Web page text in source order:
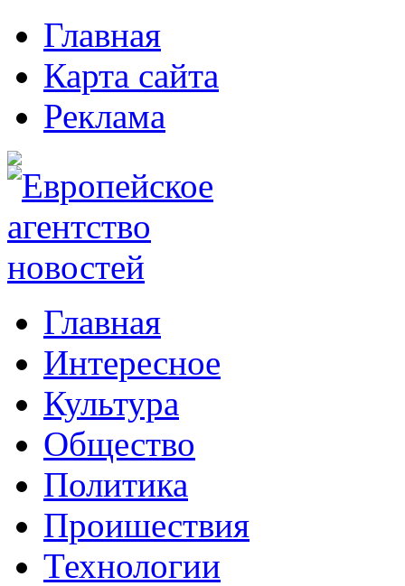
Главная
Карта сайта
Реклама
Главная
Интересное
Культура
Общество
Политика
Проишествия
Технологии